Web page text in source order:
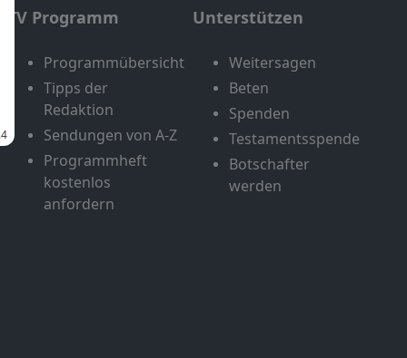
TV Programm
Programmübersicht
Tipps der
Redaktion
Sendungen von A-Z
Programmheft
kostenlos
anfordern
Unterstützen
Weitersagen
Beten
Spenden
Testamentsspende
Botschafter
werden